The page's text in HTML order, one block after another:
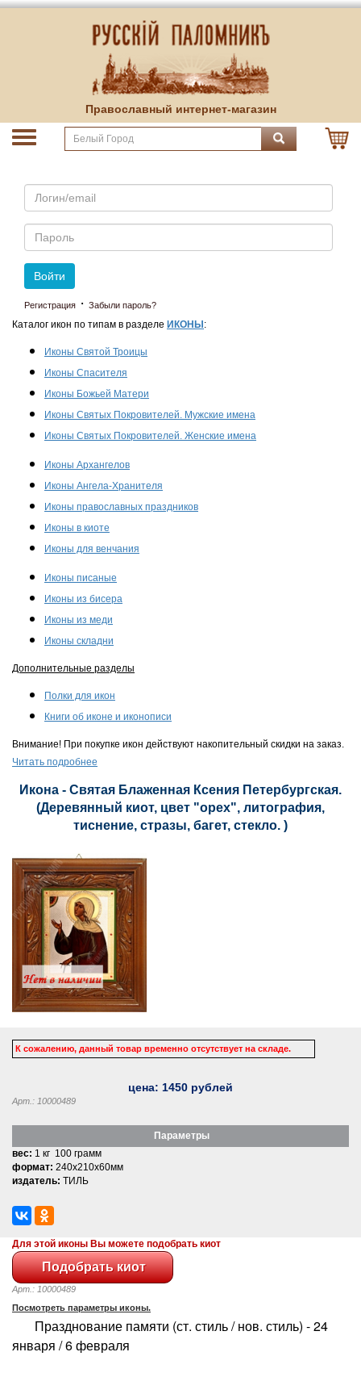
Православный интернет-магазин
Email
Пароль
Войти
Регистрация · Забыли пароль?
Каталог икон по типам в разделе ИКОНЫ :
Иконы Святой Троицы
Иконы Спасителя
Иконы Божьей Матери
Иконы Святых Покровителей. Мужские имена
Иконы Святых Покровителей. Женские имена
Иконы Архангелов
Иконы Ангела-Хранителя
Иконы православных праздников
Иконы в киоте
Иконы для венчания
Иконы писаные
Иконы из бисера
Иконы из меди
Иконы складни
Дополнительные разделы
Полки для икон
Книги об иконе и иконописи
Внимание! При покупке икон действуют накопительный скидки на заказ.
Читать подробнее
Икона - Святая Блаженная Ксения Петербургская.
(Деревянный киот, цвет "орех", литография,
тиснение, стразы, багет, стекло. )
К сожалению, данный товар временно отсутствует на складе.
цена: 1450 рублей
Арт.: 10000489
Параметры
вес: 1 кг 100 грамм
формат: 240x210x60мм
издатель: ТИЛЬ
Для этой иконы Вы можете подобрать киот
Арт.: 10000489
Посмотреть параметры иконы.
Празднование памяти (ст. стиль / нов. стиль) - 24
января / 6 февраля